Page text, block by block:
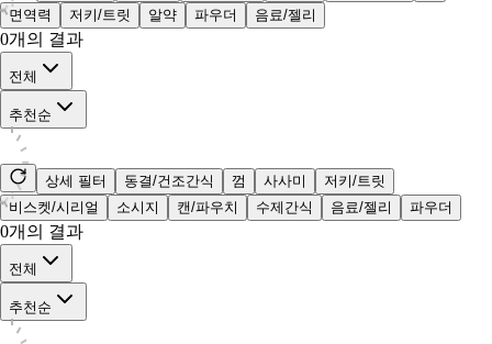
면역력
저키/트릿 알약 파우더 음료/젤리
0개의 결과
전체
추천순
상세 필터 동결/건조간식 껌 사사미
저키/트릿
비스켓/시리얼
소시지 캔/파우치 수제간식 음료/젤리 파우더
0개의 결과
전체
추천순